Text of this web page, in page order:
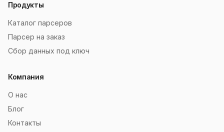
Продукты
Каталог парсеров
Парсер на заказ
Сбор данных под ключ
Компания
О нас
Блог
Контакты